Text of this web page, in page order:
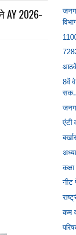
2026-
आठवें
8वें
एंटी
नीट
कम